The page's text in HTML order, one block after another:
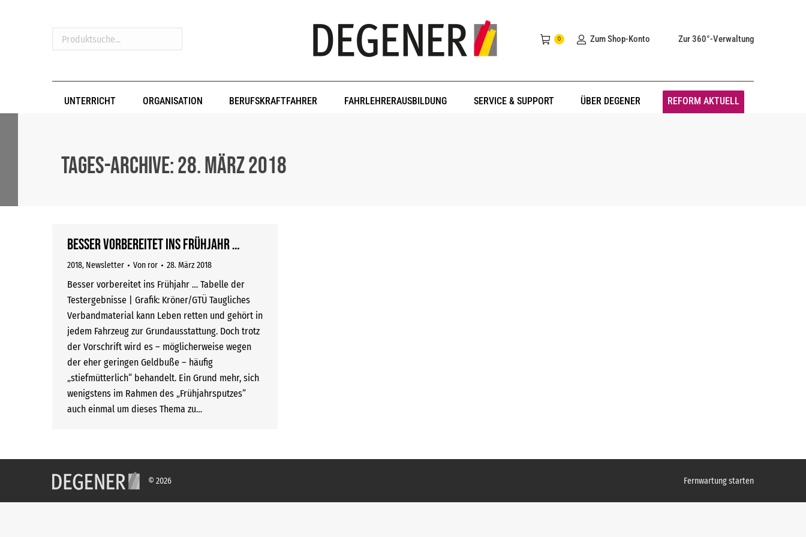
Produktsuche...
0 Zum Shop-Konto Zur 360°-Verwaltung
UNTERRICHT ORGANISATION BERUFSKRAFTFAHRER FAHRLEHRERAUSBILDUNG SERVICE & SUPPORT ÜBER DEGENER REFORM AKTUELL
Tages-Archive:28. März 2018
Besser vorbereitet ins Frühjahr …
2018, Newsletter Von ror 28. März 2018
Besser vorbereitet ins Frühjahr … Tabelle der
Testergebnisse | Grafik: Kröner/GTÜ Taugliches
Verbandmaterial kann Leben retten und gehört in
jedem Fahrzeug zur Grundausstattung. Doch trotz
der Vorschrift wird es – möglicherweise wegen
der eher geringen Geldbuße – häufig
„stiefmütterlich“ behandelt. Ein Grund mehr, sich
wenigstens im Rahmen des „Frühjahrsputzes“
auch einmal um dieses Thema zu…
© 2026 Fernwartung starten